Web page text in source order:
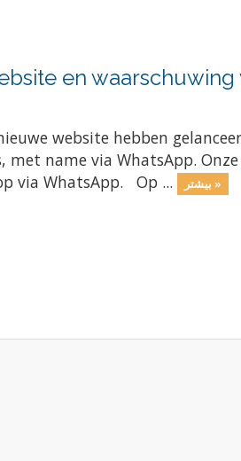
en
website hebben
name via WhatsApp.
via WhatsApp. Op ...
بیشتر »